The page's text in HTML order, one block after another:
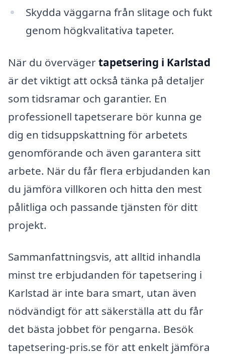
Skydda väggarna från slitage och fukt
genom högkvalitativa tapeter.
När du övervägertapetsering i Karlstad
är det viktigt att också tänka på detaljer
som tidsramar och garantier. En
professionell tapetserare bör kunna ge
dig en tidsuppskattning för arbetets
genomförande och även garantera sitt
arbete. När du får flera erbjudanden kan
du jämföra villkoren och hitta den mest
pålitliga och passande tjänsten för ditt
projekt.
Sammanfattningsvis, att alltid inhandla
minst tre erbjudanden för tapetsering i
Karlstad är inte bara smart, utan även
nödvändigt för att säkerställa att du får
det bästa jobbet för pengarna. Besök
tapetsering-pris.se för att enkelt jämföra